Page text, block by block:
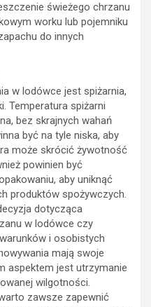
świeżego chrzanu
worku lub pojemniku
do innych
w lodówce jest spiżarnia,
Temperatura spiżarni
bez skrajnych wahań
być na tyle niska, aby
może skrócić żywotność
powinien być
aby uniknąć
produktów spożywczych.
dotycząca
w lodówce czy
i osobistych
mają swoje
aspektem jest utrzymanie
wilgotności.
zawsze zapewnić